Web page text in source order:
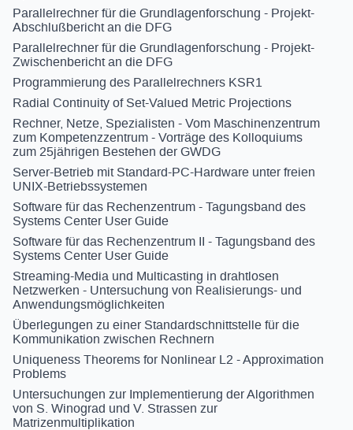
Parallelrechner für die Grundlagenforschung - Projekt-
Abschlußbericht an die DFG
Parallelrechner für die Grundlagenforschung - Projekt-
Zwischenbericht an die DFG
Programmierung des Parallelrechners KSR1
Radial Continuity of Set-Valued Metric Projections
Rechner, Netze, Spezialisten - Vom Maschinenzentrum
zum Kompetenzzentrum - Vorträge des Kolloquiums
zum 25jährigen Bestehen der GWDG
Server-Betrieb mit Standard-PC-Hardware unter freien
UNIX-Betriebssystemen
Software für das Rechenzentrum - Tagungsband des
Systems Center User Guide
Software für das Rechenzentrum II - Tagungsband des
Systems Center User Guide
Streaming-Media und Multicasting in drahtlosen
Netzwerken - Untersuchung von Realisierungs- und
Anwendungsmöglichkeiten
Überlegungen zu einer Standardschnittstelle für die
Kommunikation zwischen Rechnern
Uniqueness Theorems for Nonlinear L2 - Approximation
Problems
Untersuchungen zur Implementierung der Algorithmen
von S. Winograd und V. Strassen zur
Matrizenmultiplikation